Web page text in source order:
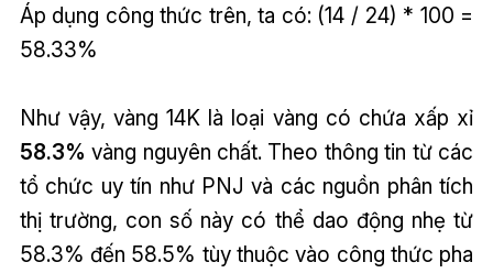
Áp dụng công thức trên, ta có: (14 / 24) * 100 =
58.33%
Như vậy, vàng 14K là loại vàng có chứa xấp xỉ
58.3% vàng nguyên chất. Theo thông tin từ các
tổ chức uy tín như PNJ và các nguồn phân tích
thị trường, con số này có thể dao động nhẹ từ
58.3% đến 58.5% tùy thuộc vào công thức pha